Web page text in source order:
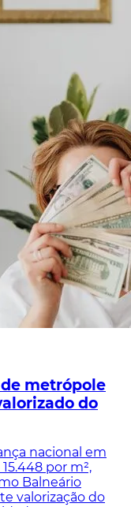
metrópole
do
nacional em
por m²,
Balneário
valorização do